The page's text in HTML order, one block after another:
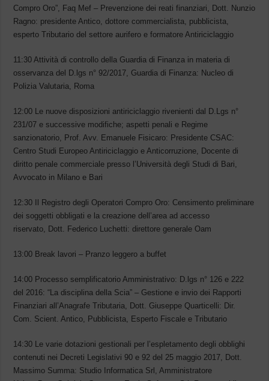
Compro Oro”, Faq Mef – Prevenzione dei reati finanziari, Dott. Nunzio
Ragno: presidente Antico, dottore commercialista, pubblicista,
esperto Tributario del settore aurifero e formatore Antiriciclaggio
11:30 Attività di controllo della Guardia di Finanza in materia di
osservanza del D.lgs n° 92/2017, Guardia di Finanza: Nucleo di
Polizia Valutaria, Roma
12:00 Le nuove disposizioni antiriciclaggio rivenienti dal D.Lgs n°
231/07 e successive modifiche; aspetti penali e Regime
sanzionatorio, Prof. Avv. Emanuele Fisicaro: Presidente CSAC:
Centro Studi Europeo Antiriciclaggio e Anticorruzione, Docente di
diritto penale commerciale presso l’Università degli Studi di Bari,
Avvocato in Milano e Bari
12:30 Il Registro degli Operatori Compro Oro: Censimento preliminare
dei soggetti obbligati e la creazione dell’area ad accesso
riservato, Dott. Federico Luchetti: direttore generale Oam
13:00 Break lavori – Pranzo leggero a buffet
14:00 Processo semplificatorio Amministrativo: D.lgs n° 126 e 222
del 2016: “La disciplina della Scia” – Gestione e invio dei Rapporti
Finanziari all’Anagrafe Tributaria, Dott. Giuseppe Quarticelli: Dir.
Com. Scient. Antico, Pubblicista, Esperto Fiscale e Tributario
14:30 Le varie dotazioni gestionali per l’espletamento degli obblighi
contenuti nei Decreti Legislativi 90 e 92 del 25 maggio 2017, Dott.
Massimo Summa: Studio Informatica Srl, Amministratore